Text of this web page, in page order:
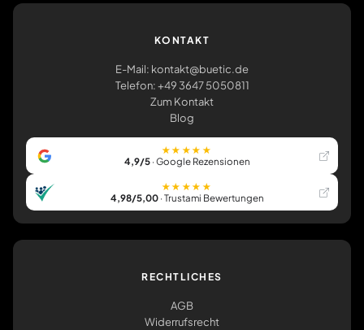
KONTAKT
E-Mail: kontakt@buetic.de
Telefon: +49 3647 5050811
Zum Kontakt
Blog
★★★★★
4,9/5· Google Rezensionen
★★★★★
4,98/5,00· Trustami Bewertungen
RECHTLICHES
AGB
Widerrufsrecht